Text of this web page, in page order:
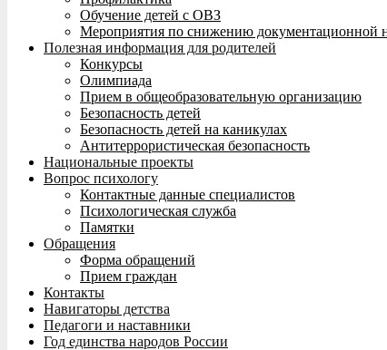
Обучение детей с ОВЗ
Мероприятия по снижению документационной
Полезная информация для родителей
Конкурсы
Олимпиада
Прием в общеобразовательную организацию
Безопасность детей
Безопасность детей на каникулах
Антитеррористическая безопасность
Национальные проекты
Вопрос психологу
Контактные данные специалистов
Психологическая служба
Памятки
Обращения
Форма обращений
Прием граждан
Контакты
Навигаторы детства
Педагоги и наставники
Год единства народов России